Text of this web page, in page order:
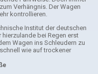
Verhängnis. Der Wagen
kontrollieren.
Institut der deutschen
bei Regen erst
Wagen ins Schleudern zu
wie auf trockener